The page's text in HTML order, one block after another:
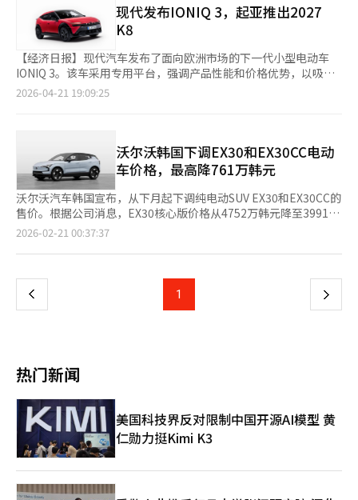
现代发布IONIQ 3，起亚推出2027
K8
【经济日报】现代汽车发布了面向欧洲市场的下一代小型电动车
IONIQ 3。该车采用专用平台，强调产品性能和价格优势，以吸引
电动化需求。车辆采用“空气动力掀背”设计，空气阻力系数为
行驶496公里（WLTP标准）。后备箱总容量为441升。配备了下一
代信息娱乐系统和先进驾驶辅助功能，包括基于Android
Automotive OS的“Pleo Connect”、数字钥匙、Plug &
Charge、V2L功能，以及高速公路驾驶辅助2（HDA2）、远程智
能泊车辅助（RSPA）等最新ADAS。现代计划通过IONIQ 3提升在
欧洲小型电动车市场的竞争力，并扩大电动化产品线。◆ 起亚推
出2027 K8，增强便利与安全性起亚开始销售中大型轿车K8的年度
改款车型“2027 K8”。主要便利和安全配置成为标配，提高了价
驶中视线分散。Noblesse配置标配高速公路驾驶辅助
2（HDA2）、基于导航的智能巡航控制、后排乘客提醒等，Best
于5米级车身，提供了良好的空间利用。特别是混合动力车型，综
量的60%以上。起亚通过此次改款提升产品竞争力，继续保持混合
动力需求，并在中大型轿车市场中保持竞争力。◆ 沃尔沃汽车韩
国参与“地球日”熄灯活动沃尔沃汽车韩国在第56个“地球日”期
间，在全国所有展厅和服务中心开展熄灯活动。地球日是每年4月
22日的国际环保纪念日，旨在提高对环境污染和资源浪费的警觉，
并鼓励可持续发展的实践。沃尔沃汽车韩国的员工及经销商将在22
2026-04-21 19:09:25
沃尔沃韩国下调EX30和EX30CC电动
车价格，最高降761万韩元
沃尔沃汽车韩国宣布，从下月起下调纯电动SUV EX30和EX30CC的
售价。根据公司消息，EX30核心版价格从4752万韩元降至3991万
韩元，降幅761万韩元；EX30超豪版降700万韩元至4479万韩元。
收优惠后的价格。考虑到电动车补贴，实际购买价格将更低。在首
4158万韩元，EX30CC超豪版为4524万韩元。公司表示，此次价
格调整是在保持现有配置的情况下进行的，不涉及选项减少或促销
动系统，最大功率428马力，最大扭矩55.4kg·m，0至100公里/
小时加速时间为3.7秒，续航里程为329公里。沃尔沃汽车韩国表
示，通过具有价格竞争力的EX30和EX30CC，将引领高端电动车的
普及，并计划通过推出EX90、ES90等电动化车型，扩大在韩国的
电动车产品线。※ 本报道经人工智能（AI）系统翻译与编辑。
2026-02-21 00:37:37
上
页
1 下
热门新闻
美国科技界反对限制中国开源AI模型 黄
仁勋力挺Kimi K3